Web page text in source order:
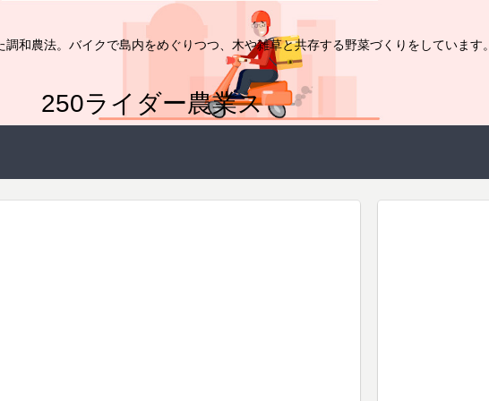
和農法。バイクで島内をめぐりつつ、木や雑草と共存する野菜づくりをしています。
250ライダー農業ス